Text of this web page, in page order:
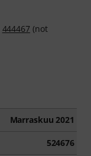
444467 (not
Marraskuu 2021
524676